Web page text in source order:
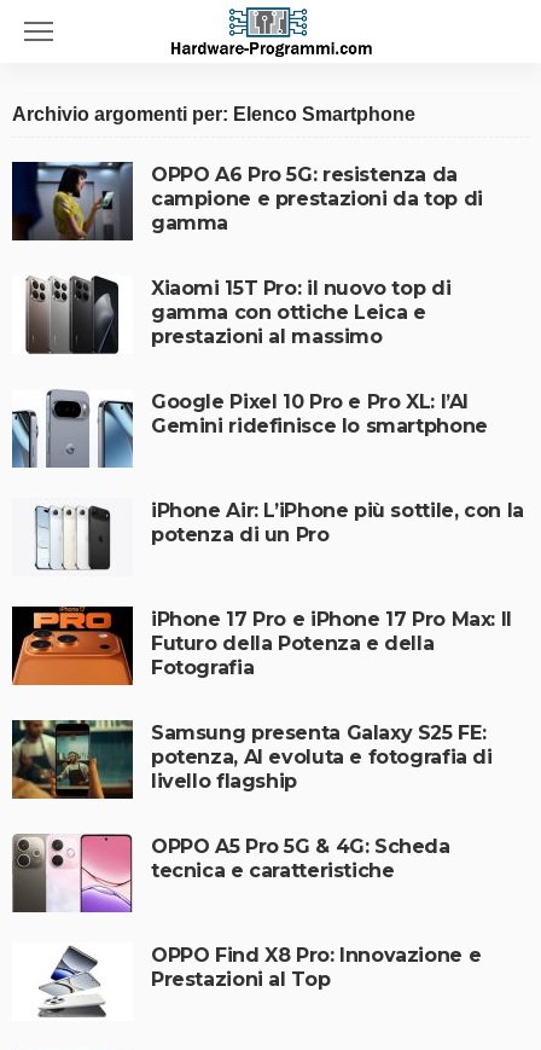
Archivio argomenti per: Elenco Smartphone
OPPO A6 Pro 5G: resistenza da
campione e prestazioni da top di
gamma
Xiaomi 15T Pro: il nuovo top di
gamma con ottiche Leica e
prestazioni al massimo
Google Pixel 10 Pro e Pro XL: l’AI
Gemini ridefinisce lo smartphone
iPhone Air: L’iPhone più sottile, con la
potenza di un Pro
iPhone 17 Pro e iPhone 17 Pro Max: Il
Futuro della Potenza e della
Fotografia
Samsung presenta Galaxy S25 FE:
potenza, AI evoluta e fotografia di
livello flagship
OPPO A5 Pro 5G & 4G: Scheda
tecnica e caratteristiche
OPPO Find X8 Pro: Innovazione e
Prestazioni al Top